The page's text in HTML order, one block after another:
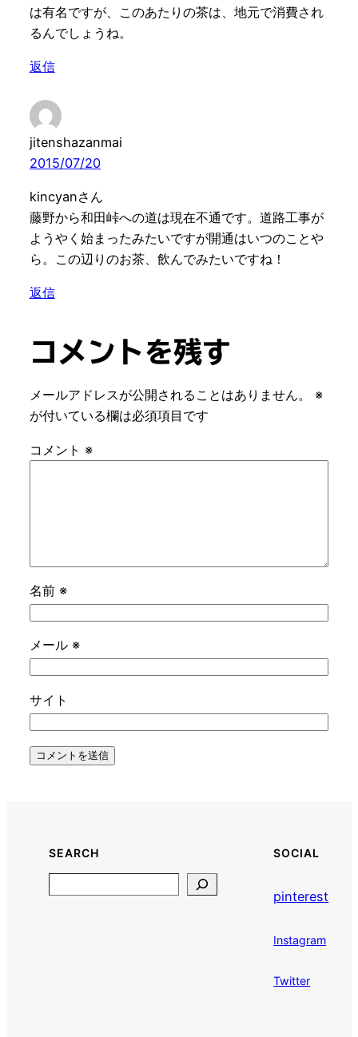
は有名ですが、このあたりの茶は、地元で消費され
るんでしょうね。
返信
jitenshazanmai
2015/07/20
kincyanさん
藤野から和田峠への道は現在不通です。道路工事が
ようやく始まったみたいですが開通はいつのことや
ら。この辺りのお茶、飲んでみたいですね！
返信
コメントを残す
メールアドレスが公開されることはありません。
※
が付いている欄は必須項目です
コメント ※
名前 ※
メール ※
サイト
SEARCH SOCIAL
pinterest
Instagram
Twitter